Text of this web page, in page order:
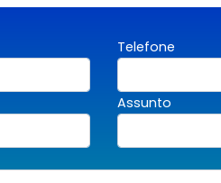
Telefone
Assunto